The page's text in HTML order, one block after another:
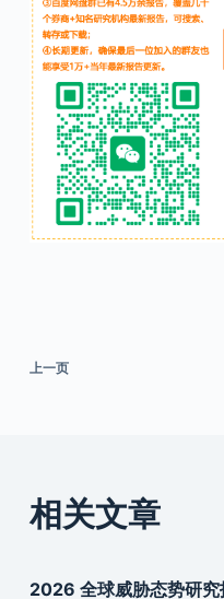
上一页
相关文章
2026 全球威胁态势研